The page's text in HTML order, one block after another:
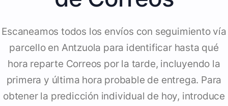
Escaneamos todos los envíos con seguimiento vía
parcello en Antzuola para identificar hasta qué
hora reparte Correos por la tarde, incluyendo la
primera y última hora probable de entrega. Para
obtener la predicción individual de hoy, introduce